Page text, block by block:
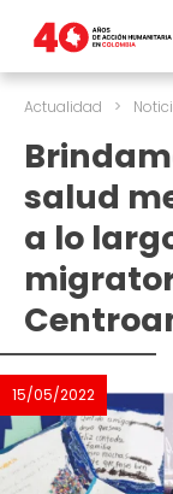
Actualidad >
salud
a lo
15/05/2022